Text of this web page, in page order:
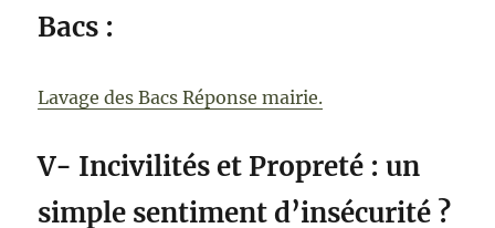
Bacs :
Lavage des Bacs Réponse mairie.
V- Incivilités et Propreté : un
simple sentiment d’insécurité ?